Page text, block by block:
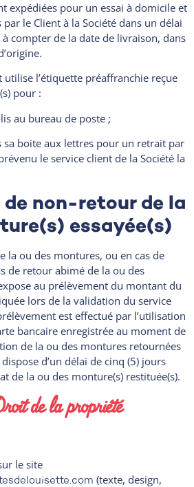
expédiées pour un essai à domicile et
le Client à la Société dans un délai
compter de la date de livraison, dans
l’étiquette préaffranchie reçue
pour :
au bureau de poste ;
boite aux lettres pour un retrait par
le service client de la Société la
de non-retour de la
essayée(s)
la ou des montures, ou en cas de
de retour abimé de la ou des
au prélèvement du montant du
lors de la validation du service
est effectué par l’utilisation
bancaire enregistrée au moment de
de la ou des montures retournées
d’un délai de cinq (5) jours
de la ou des monture(s) restituée(s).
de la propriété
le site
(texte, design,